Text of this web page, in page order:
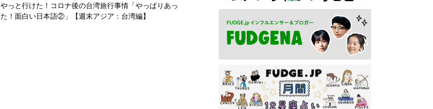
やっと行けた！コロナ後の台湾旅行事情「やっぱりあっ
た！面白い日本語②」【週末アジア：台湾編】